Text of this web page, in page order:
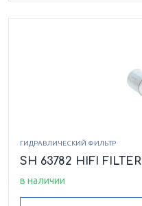
ГИДРАВЛИЧЕСКИЙ ФИЛЬТР
SH 63782 HIFI FILTER
в наличии